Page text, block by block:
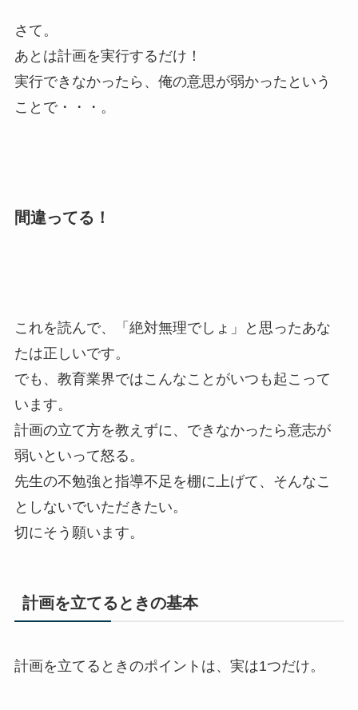
さて。
あとは計画を実行するだけ！
実行できなかったら、俺の意思が弱かったという
ことで・・・。
間違ってる！
これを読んで、「絶対無理でしょ」と思ったあな
たは正しいです。
でも、教育業界ではこんなことがいつも起こって
います。
計画の立て方を教えずに、できなかったら意志が
弱いといって怒る。
先生の不勉強と指導不足を棚に上げて、そんなこ
としないでいただきたい。
切にそう願います。
計画を立てるときの基本
計画を立てるときのポイントは、実は1つだけ。